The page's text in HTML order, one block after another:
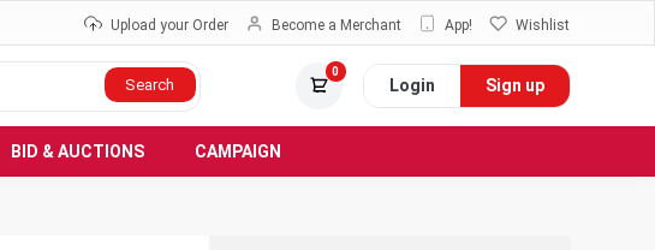
Upload your Order Become a Merchant App! Wishlist
Search
0
Login Sign up
BID & AUCTIONS CAMPAIGN